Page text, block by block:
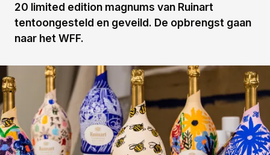
20 limited edition magnums van Ruinart
tentoongesteld en geveild. De opbrengst gaan
naar het WFF.